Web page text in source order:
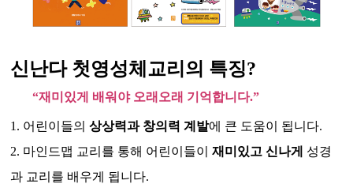
신난다 첫영성체교리의 특징?
“재미있게 배워야 오래오래 기억합니다.”
1. 어린이들의상상력과 창의력 계발에 큰 도움이 됩니다.
2. 마인드맵 교리를 통해 어린이들이재미있고 신나게
성경
과 교리를 배우게 됩니다.